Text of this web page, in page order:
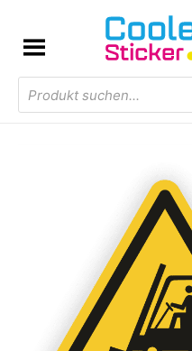
Products
search